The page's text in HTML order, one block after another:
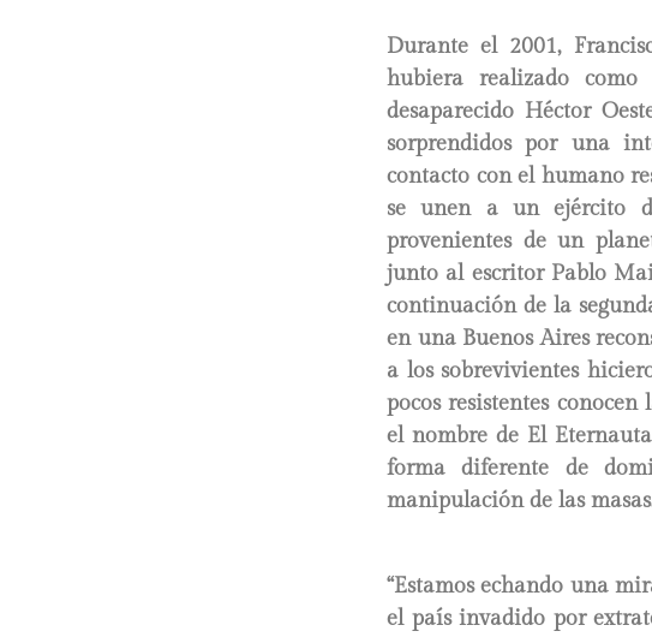
Durante el 2001,
hubiera realizado
desaparecido Héctor
sorprendidos por una
contacto con el humano
se unen a un ejército
provenientes de un
junto al escritor Pablo
continuación de la
en una Buenos Aires
a los sobrevivientes
pocos resistentes
el nombre de El
forma diferente de
manipulación de las
“Estamos echando una
el país invadido por